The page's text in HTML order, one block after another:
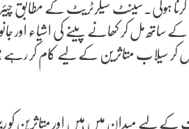
ہوگی۔سینٹ سیکرٹریٹ کے مطابق
ساتھ مل کر کھانے پینے کی اشیاء اور
کر سیلاب متاثرین کے لیے کام کر رہے
کے لیے میدان میں ہیں اور متاثرین